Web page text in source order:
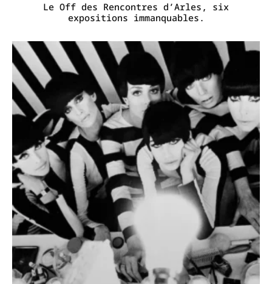
Le Off des Rencontres d’Arles, six
expositions immanquables.